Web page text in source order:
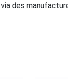
des